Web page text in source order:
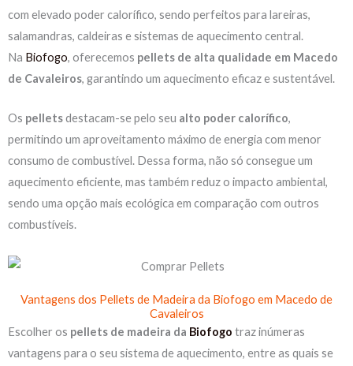
com elevado poder calorífico, sendo perfeitos para lareiras,
salamandras, caldeiras e sistemas de aquecimento central.
Na Biofogo, oferecemos pellets de alta qualidade em Macedo
de Cavaleiros, garantindo um aquecimento eficaz e sustentável.
Os pelletsdestacam-se pelo seu alto poder calorífico,
permitindo um aproveitamento máximo de energia com menor
consumo de combustível. Dessa forma, não só consegue um
aquecimento eficiente, mas também reduz o impacto ambiental,
sendo uma opção mais ecológica em comparação com outros
combustíveis.
Vantagens dos Pellets de Madeira da Biofogo em Macedo de
Cavaleiros
Escolher os pellets de madeira da Biofogo traz inúmeras
vantagens para o seu sistema de aquecimento, entre as quais se